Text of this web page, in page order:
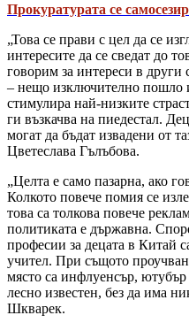
Прокуратурата се
„Това се прави с цел да се
интересите да се сведат до
говорим за интереси в други
– нещо изключително пошло
стимулира най-низките
ги възкачва на пиедестал.
могат да бъдат извадени от
Цветеслава Гълъбова.
„Целта е само пазарна, ако
Колкото повече помия се
това са толкова повече
политиката е държавна.
професии за децата в Китай
учител. При същото
място са инфлуенсър, ютубър
лесно известен, без да има
Шкварек.